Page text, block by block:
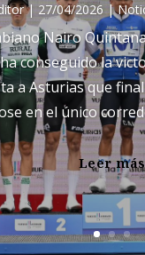
|27/04/2026|
Nairo
conseguido la
a Asturias que
en el único
Leer